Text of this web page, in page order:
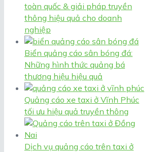
toàn quốc & giải pháp truyền
thông hiệu quả cho doanh
nghiệp
Biển quảng cáo sân bóng đá:
Những hình thức quảng bá
thương hiệu hiệu quả
Quảng cáo xe taxi ở Vĩnh Phúc
tối ưu hiệu quả truyền thông
Dịch vụ quảng cáo trên taxi ở